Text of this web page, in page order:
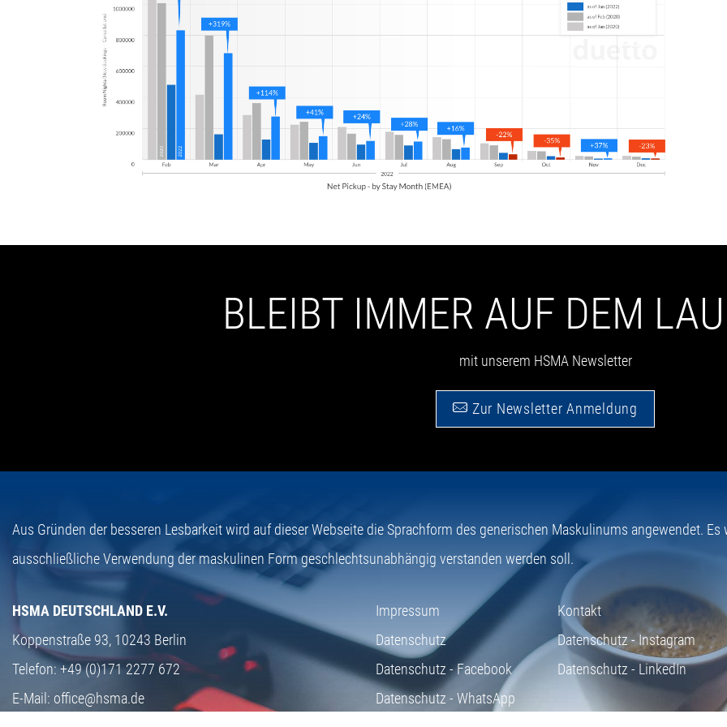
BLEIBT IMMER AUF DEM
mit unserem HSMA Newsletter
Zur Newsletter Anmeldung
Aus Gründen der besseren Lesbarkeit wird auf dieser Webseite die Sprachform des generischen Maskulinums angewendet.
ausschließliche Verwendung der maskulinen Form geschlechtsunabhängig verstanden werden soll.
HSMA DEUTSCHLAND E.V.
Koppenstraße 93, 10243 Berlin
Telefon:+49 (0)171 2277 672
E-Mail: office@hsma.de
Impressum
Kontakt
Datenschutz
Datenschutz - Instagram
Datenschutz - Facebook
Datenschutz - LinkedIn
Datenschutz - WhatsApp